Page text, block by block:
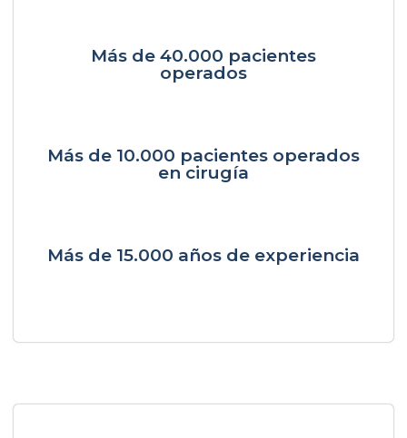
Más de 40.000 pacientes
operados
Más de 10.000 pacientes operados
en cirugía
Más de 15.000 años de experiencia